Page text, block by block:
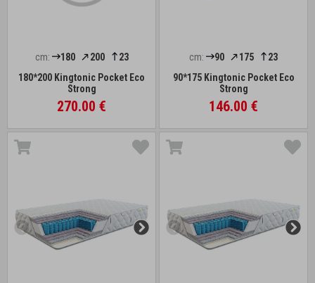
cm: 180 200
23
180*200 Kingtonic Pocket Eco
Strong
270.00 €
cm: 90 175
23
90*175 Kingtonic Pocket Eco
Strong
146.00 €